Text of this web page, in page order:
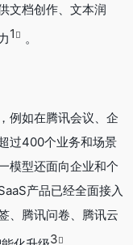
文档创作、文本润
1 。
例如在腾讯会议、企
过400个业务和场景
模型还面向企业和个
产品已经全面接入
、腾讯问卷、腾讯云
3